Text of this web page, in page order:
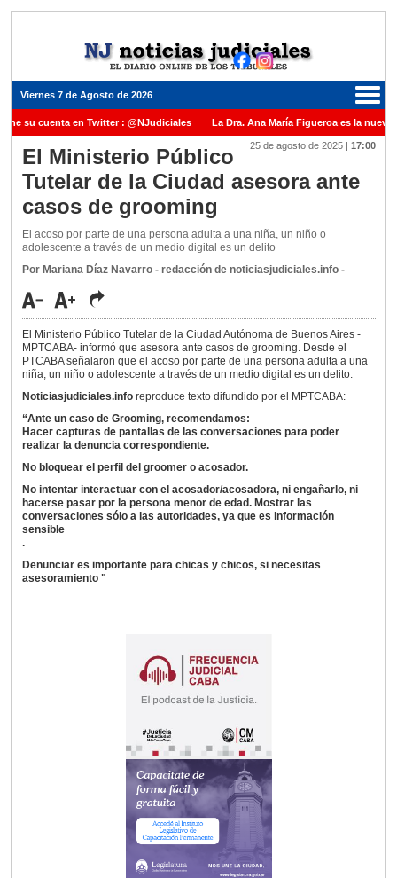
Viernes 7 de Agosto de 2026
su cuenta en Twitter : @NJudiciales La Dra. Ana María Figueroa es la nueva
Justicia de la Nación una medalla al Dr. Raul Zaffaroni en reconocimiento por su
Carles para cubrir vacante en la Corte Suprema de Justicia de la Nación
ante el Juez Daniel Rafecas
25 de agosto de 2025 | 17:00
El Ministerio Público
Tutelar de la Ciudad asesora ante
casos de grooming
El acoso por parte de una persona adulta a una niña, un niño o
adolescente a través de un medio digital es un delito
Por Mariana Díaz Navarro - redacción de noticiasjudiciales.info -
El Ministerio Público Tutelar de la Ciudad Autónoma de Buenos Aires -
MPTCABA- informó que asesora ante casos de grooming. Desde el
PTCABA señalaron que el acoso por parte de una persona adulta a una
niña, un niño o adolescente a través de un medio digital es un delito.
Noticiasjudiciales.info reproduce texto difundido por el MPTCABA:
“Ante un caso de Grooming, recomendamos:
Hacer capturas de pantallas de las conversaciones para poder
realizar la denuncia correspondiente.
No bloquear el perfil del groomer o acosador.
No intentar interactuar con el acosador/acosadora, ni engañarlo, ni
hacerse pasar por la persona menor de edad. Mostrar las
conversaciones sólo a las autoridades, ya que es información
sensible
.
Denunciar es importante para chicas y chicos, si necesitas
asesoramiento "